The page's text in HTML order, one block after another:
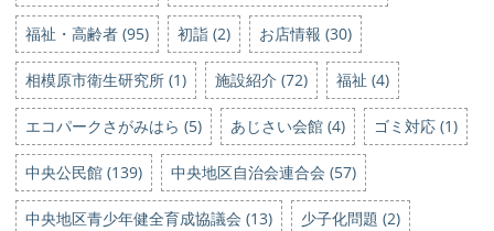
福祉・高齢者 (95) 初詣 (2) お店情報 (30)
相模原市衛生研究所 (1) 施設紹介 (72) 福祉 (4)
エコパークさがみはら (5) あじさい会館 (4) ゴミ対応 (1)
中央公民館 (139) 中央地区自治会連合会 (57)
中央地区青少年健全育成協議会 (13) 少子化問題 (2)